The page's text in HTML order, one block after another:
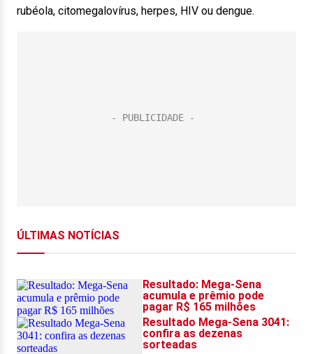
rubéola, citomegalovírus, herpes, HIV ou dengue.